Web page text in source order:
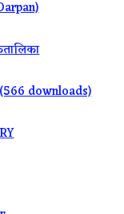
(566 downloads)